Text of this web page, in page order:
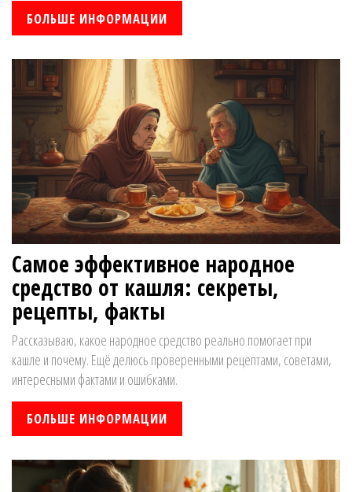
БОЛЬШЕ ИНФОРМАЦИИ
Самое эффективное народное
средство от кашля: секреты,
рецепты, факты
Рассказываю, какое народное средство реально помогает при
кашле и почему. Ещё делюсь проверенными рецептами, советами,
интересными фактами и ошибками.
БОЛЬШЕ ИНФОРМАЦИИ